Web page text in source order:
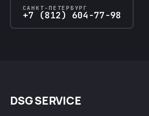
САНКТ-ПЕТЕРБУРГ
+7 (812) 604-77-98
DSG SERVICE